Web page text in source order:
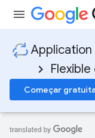
Começar